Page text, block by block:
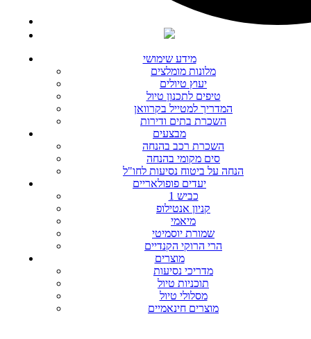
מידע שימושי
מלונות מומלצים
יעוץ טיולים
טיפים לתכנון טיול
המדריך למטייל בקרוואן
השכרת בתים ודירות
מבצעים
השכרת רכב בהנחה
סים מקומי בהנחה
הנחה על ביטוח נסיעות לחו"ל
יעדים פופולאריים
כביש 1
קניון אנטילופ
מיאמי
שמורת יוסמיטי
הרי הרוקי הקנדיים
מוצרים
מדריכי נסיעות
תוכניות טיול
מסלולי טיול
מוצרים חינאמיים